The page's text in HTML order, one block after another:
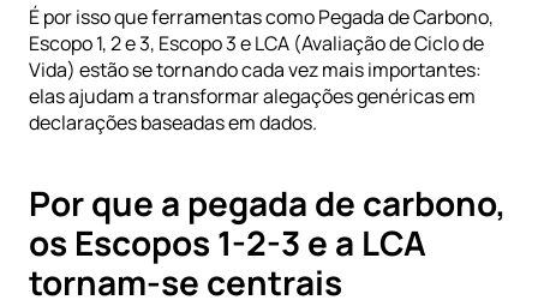
É por isso que ferramentas como Pegada de Carbono
Escopo 1, 2 e 3, Escopo 3 e LCA (Avaliação de Ciclo de
Vida) estão se tornando cada vez mais importantes:
elas ajudam a transformar alegações genéricas em
declarações baseadas em dados.
Por que a pegada de carbono,
os Escopos 1-2-3 e a LCA
tornam-se centrais